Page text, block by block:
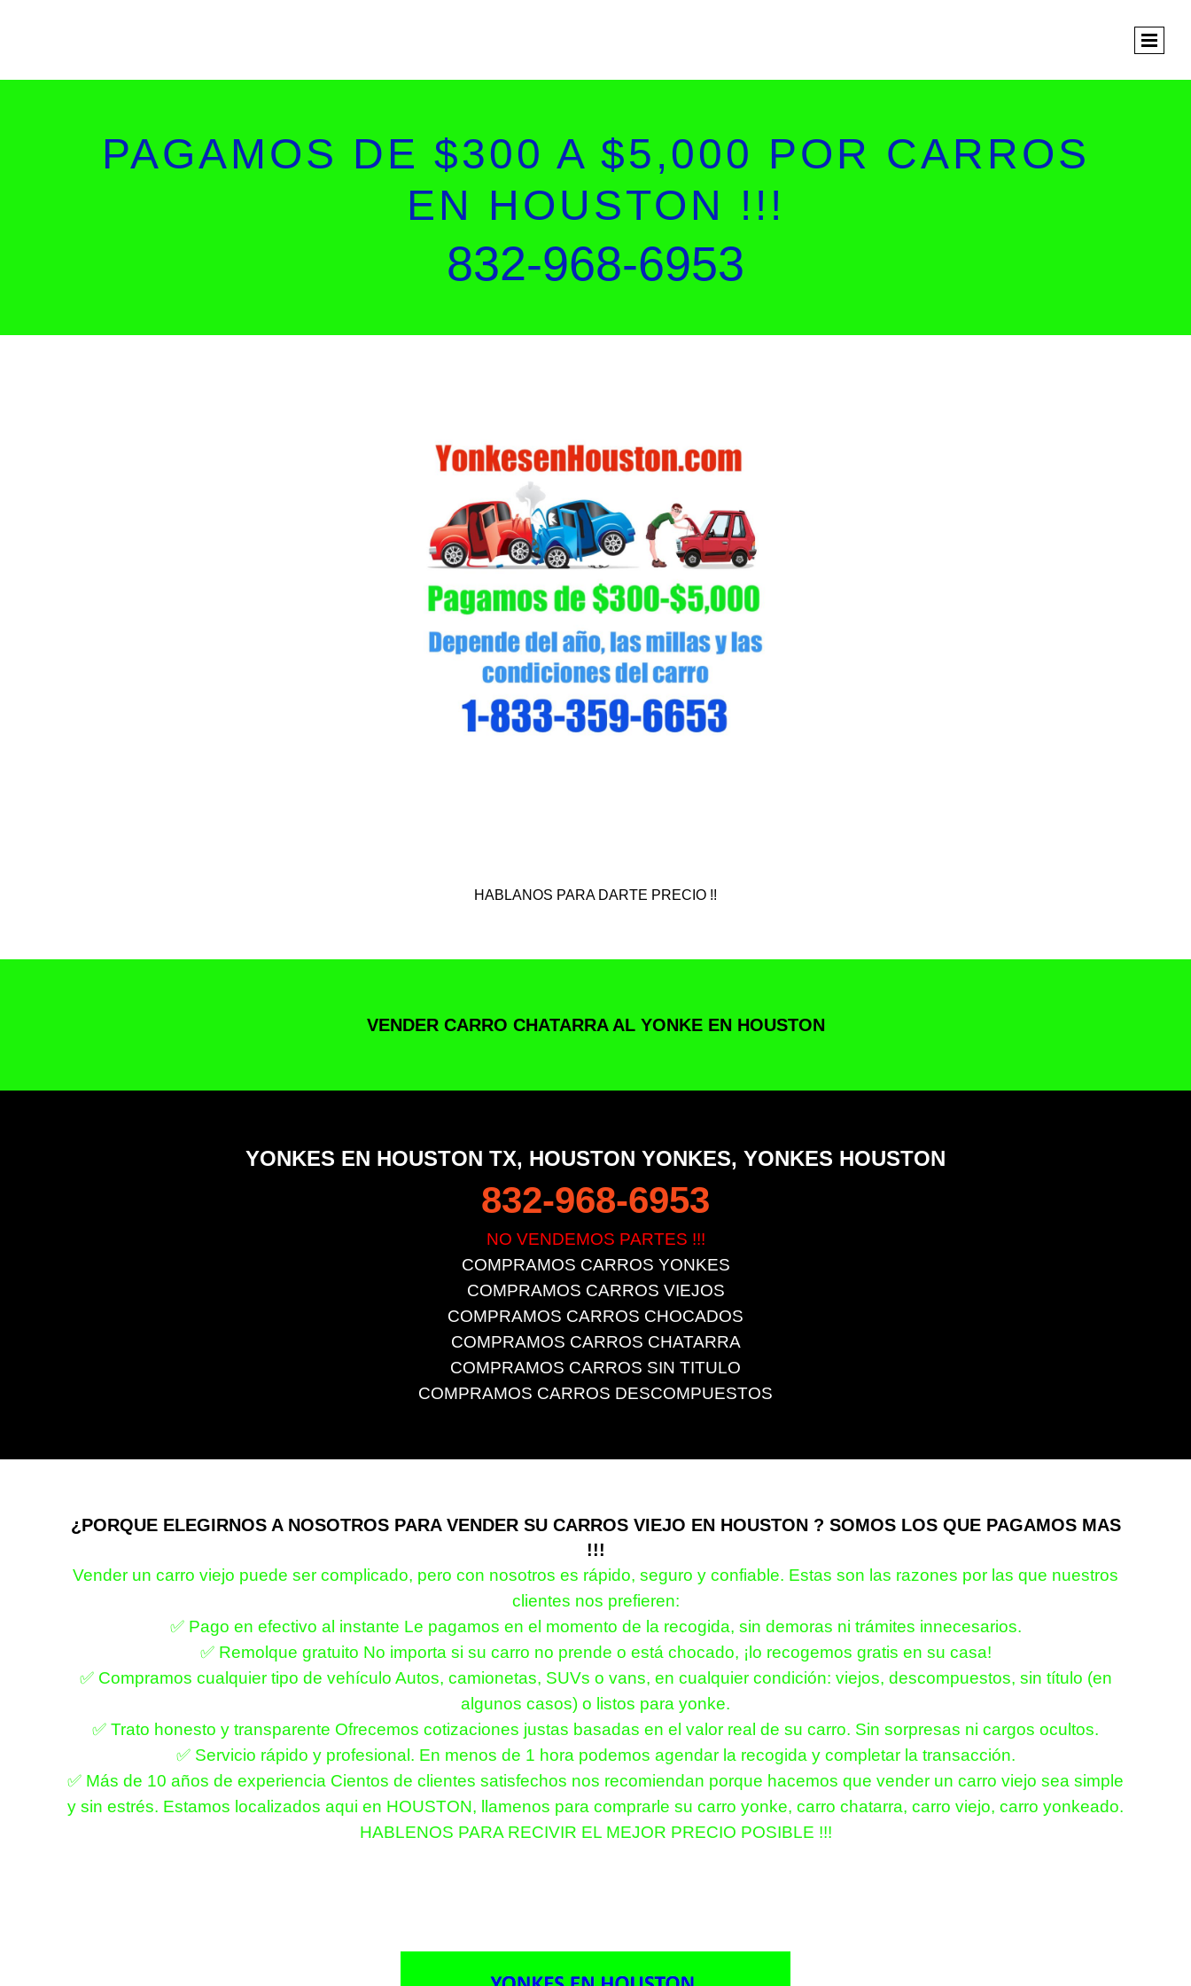
PAGAMOS DE $300 A $5,000 POR CARROS
EN HOUSTON !!!
832-968-6953
HABLANOS PARA DARTE PRECIO !!
VENDER CARRO CHATARRA AL YONKE EN HOUSTON
YONKES EN HOUSTON TX, HOUSTON YONKES, YONKES HOUSTON
832-968-6953
NO VENDEMOS PARTES !!!
COMPRAMOS CARROS YONKES
COMPRAMOS CARROS VIEJOS
COMPRAMOS CARROS CHOCADOS
COMPRAMOS CARROS CHATARRA
COMPRAMOS CARROS SIN TITULO
COMPRAMOS CARROS DESCOMPUESTOS
¿PORQUE ELEGIRNOS A NOSOTROS PARA VENDER SU CARROS VIEJO EN HOUSTON ? SOMOS LOS QUE PAGAMOS MAS
!!!
Vender un carro viejo puede ser complicado, pero con nosotros es rápido, seguro y confiable. Estas son las razones por las que nuestros
clientes nos prefieren:
✅ Pago en efectivo al instante Le pagamos en el momento de la recogida, sin demoras ni trámites innecesarios.
✅ Remolque gratuito No importa si su carro no prende o está chocado, ¡lo recogemos gratis en su casa!
✅ Compramos cualquier tipo de vehículo Autos, camionetas, SUVs o vans, en cualquier condición: viejos, descompuestos, sin título (en
algunos casos) o listos para yonke.
✅ Trato honesto y transparente Ofrecemos cotizaciones justas basadas en el valor real de su carro. Sin sorpresas ni cargos ocultos.
✅ Servicio rápido y profesional. En menos de 1 hora podemos agendar la recogida y completar la transacción.
✅ Más de 10 años de experiencia Cientos de clientes satisfechos nos recomiendan porque hacemos que vender un carro viejo sea simple
y sin estrés. Estamos localizados aqui en HOUSTON, llamenos para comprarle su carro yonke, carro chatarra, carro viejo, carro yonkeado.
HABLENOS PARA RECIVIR EL MEJOR PRECIO POSIBLE !!!